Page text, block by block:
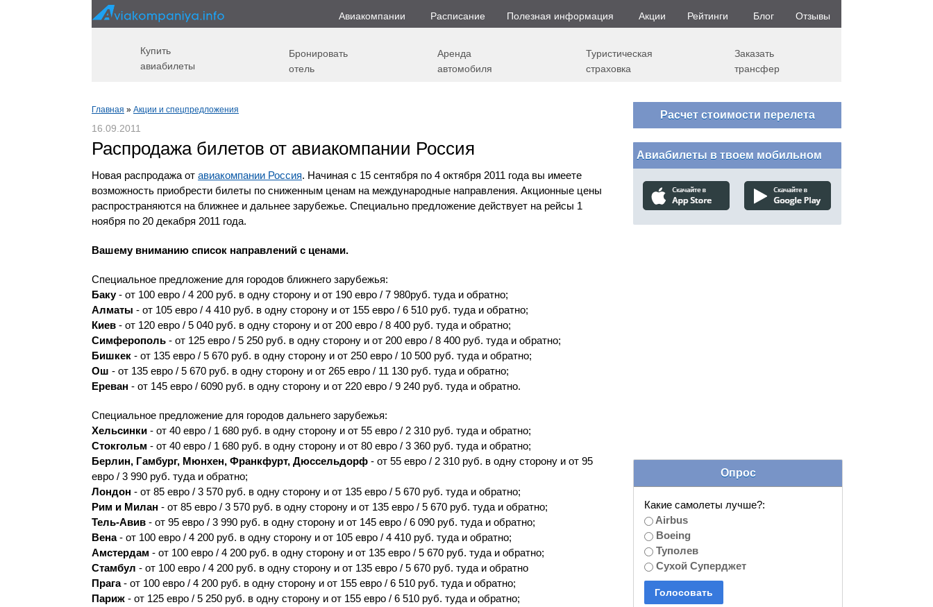
Авиакомпании Расписание Полезная информация Акции Рейтинги Блог Отзывы
Купить
авиабилеты
Бронировать
отель
Аренда
автомобиля
Туристическая
страховка
Заказать
трансфер
Главная » Акции и спецпредложения
16.09.2011
Распродажа билетов от авиакомпании Россия
Новая распродажа от авиакомпании Россия. Начиная с 15 сентября по 4 октября 2011 года вы имеете
возможность приобрести билеты по сниженным ценам на международные направления. Акционные цены
распространяются на ближнее и дальнее зарубежье. Специально предложение действует на рейсы 1
ноября по 20 декабря 2011 года.
Вашему вниманию список направлений с ценами.
Специальное предложение для городов ближнего зарубежья:
Баку- от 100 евро / 4 200 руб. в одну сторону и от 190 евро / 7 980руб. туда и обратно;
Алматы - от 105 евро / 4 410 руб. в одну сторону и от 155 евро / 6 510 руб. туда и обратно;
Киев - от 120 евро / 5 040 руб. в одну сторону и от 200 евро / 8 400 руб. туда и обратно;
Симферополь - от 125 евро / 5 250 руб. в одну сторону и от 200 евро / 8 400 руб. туда и обратно;
Бишкек - от 135 евро / 5 670 руб. в одну сторону и от 250 евро / 10 500 руб. туда и обратно;
Ош - от 135 евро / 5 670 руб. в одну сторону и от 265 евро / 11 130 руб. туда и обратно;
Ереван - от 145 евро / 6090 руб. в одну сторону и от 220 евро / 9 240 руб. туда и обратно.
Специальное предложение для городов дальнего зарубежья:
Хельсинки - от 40 евро / 1 680 руб. в одну сторону и от 55 евро / 2 310 руб. туда и обратно;
Стокгольм - от 40 евро / 1 680 руб. в одну сторону и от 80 евро / 3 360 руб. туда и обратно;
Берлин, Гамбург, Мюнхен, Франкфурт, Дюссельдорф - от 55 евро / 2 310 руб. в одну сторону и от 95
евро / 3 990 руб. туда и обратно;
Лондон - от 85 евро / 3 570 руб. в одну сторону и от 135 евро / 5 670 руб. туда и обратно;
Рим и Милан - от 85 евро / 3 570 руб. в одну сторону и от 135 евро / 5 670 руб. туда и обратно;
Тель-Авив - от 95 евро / 3 990 руб. в одну сторону и от 145 евро / 6 090 руб. туда и обратно;
Вена- от 100 евро / 4 200 руб. в одну сторону и от 105 евро / 4 410 руб. туда и обратно;
Амстердам - от 100 евро / 4 200 руб. в одну сторону и от 135 евро / 5 670 руб. туда и обратно;
Стамбул - от 100 евро / 4 200 руб. в одну сторону и от 135 евро / 5 670 руб. туда и обратно
Прага- от 100 евро / 4 200 руб. в одну сторону и от 155 евро / 6 510 руб. туда и обратно;
Париж - от 125 евро / 5 250 руб. в одну сторону и от 155 евро / 6 510 руб. туда и обратно;
Расчет стоимости перелета
Авиабилеты в твоем мобильном
Опрос
Какие самолеты лучше?:
Airbus
Boeing
Туполев
Сухой Суперджет